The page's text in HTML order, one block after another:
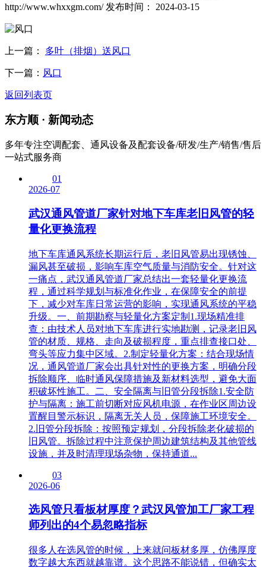
http://www.whxxgm.com/ 发布时间： 2024-03-15
上一篇： 多叶（排烟）送风口
下一篇： 风口
返回列表页
东方顺 · 新闻动态
多年专注空调配套、通风设备及配套设备/研发/生产/销售/售后
一站式服务商
01
2026-07
武汉通风管道厂家针对地下车库老旧风管的轻
量化更换流程
地下车库通风系统长期运行后，老旧风管易出现锈蚀、
漏风甚至破损，影响车库空气质量与消防安全。针对这
一痛点，武汉通风管道厂家总结出一套轻量化更换流
程，通过科学规划与标准化作业，在保障安全的前提
下，减少对车库日常运营的影响，实现通风系统的平稳
升级。一、前期勘察与轻量化方案定制1.现场精准排
查：由技术人员对地下车库进行实地勘测，记录老旧风
管的材质、规格、走向及破损程度，重点排查接口处、
弯头等应力集中区域。2.制定轻量化方案：结合现场情
况，通风管道厂家会出具针对性的更换方案，明确分段
拆除顺序、临时通风保障措施及新材料选型，避免大面
积破坏性施工。二、安全隔离与旧管分段拆除1.安全防
护与隔离：施工前切断对应风机电源，在作业区周边设
置醒目警示标识，隔离无关人员，保障施工环境安全。
2.旧管分段拆除：按照预定规划，分段拆除老化破损的
旧风管。拆除过程中注意保护周边建筑结构及其他管线
设施，并及时清理现场杂物，保持通道...
03
2026-06
选风管只看板材厚度？武汉风管加工厂家工程
师列出的4个易忽略指标
很多人在选风管的时候，上来就问板材多厚，仿佛厚度
数字越大东西就越靠谱。这个思路不能说错，但确实太